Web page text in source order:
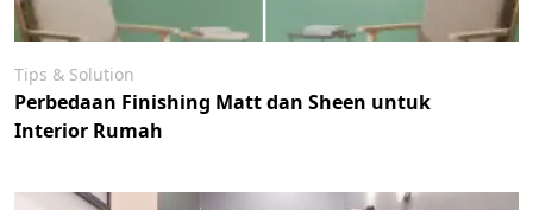
Tips & Solution
Perbedaan Finishing Matt dan Sheen untuk
Interior Rumah